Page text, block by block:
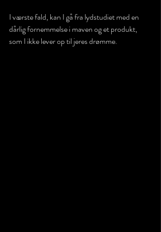
I værste fald, kan I gå fra lydstudiet med en
dårlig fornemmelse i maven og et produkt,
som I ikke lever op til jeres drømme.